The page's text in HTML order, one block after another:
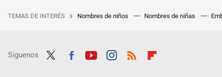
TEMAS DE INTERÉS Nombres de niños Nombres de niñas
Síguenos